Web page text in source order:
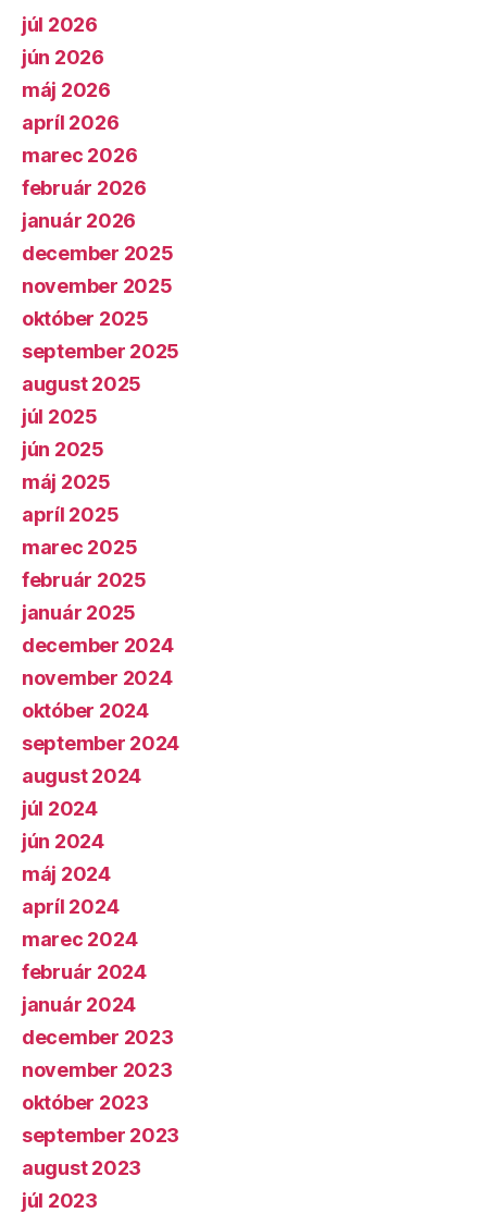
júl 2026
jún 2026
máj 2026
apríl 2026
marec 2026
február 2026
január 2026
december 2025
november 2025
október 2025
september 2025
august 2025
júl 2025
jún 2025
máj 2025
apríl 2025
marec 2025
február 2025
január 2025
december 2024
november 2024
október 2024
september 2024
august 2024
júl 2024
jún 2024
máj 2024
apríl 2024
marec 2024
február 2024
január 2024
december 2023
november 2023
október 2023
september 2023
august 2023
júl 2023